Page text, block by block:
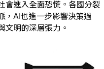
會進入全面恐慌。各國分裂
，AI也進一步影響決策過
文明的深層張力。